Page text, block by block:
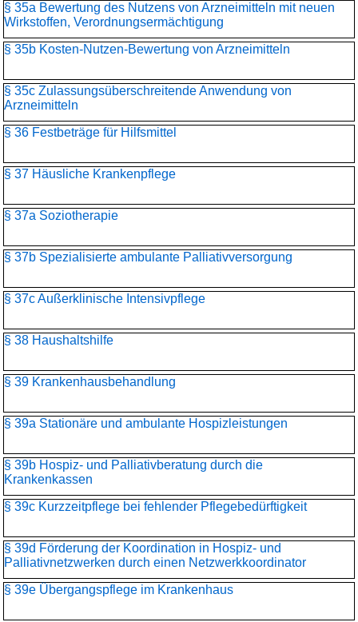
§ 35a Bewertung des Nutzens von Arzneimitteln mit neuen
Wirkstoffen, Verordnungsermächtigung
§ 35b Kosten-Nutzen-Bewertung von Arzneimitteln
§ 35c Zulassungsüberschreitende Anwendung von
Arzneimitteln
§ 36 Festbeträge für Hilfsmittel
§ 37 Häusliche Krankenpflege
§ 37a Soziotherapie
§ 37b Spezialisierte ambulante Palliativversorgung
§ 37c Außerklinische Intensivpflege
§ 38 Haushaltshilfe
§ 39 Krankenhausbehandlung
§ 39a Stationäre und ambulante Hospizleistungen
§ 39b Hospiz- und Palliativberatung durch die
Krankenkassen
§ 39c Kurzzeitpflege bei fehlender Pflegebedürftigkeit
§ 39d Förderung der Koordination in Hospiz- und
Palliativnetzwerken durch einen Netzwerkkoordinator
§ 39e Übergangspflege im Krankenhaus